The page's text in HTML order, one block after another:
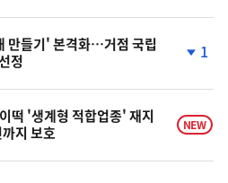
하
만들기' 본격화…거점 국립
정
하
락
1
떡 '생계형 적합업종' 재지
지 보호
NEW